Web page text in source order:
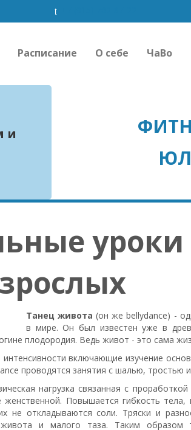
Расписание О себе ЧаВо
и
уроки
Танец живота (он же bellydance) -
в мире. Он был известен уже в
плодородия. Ведь живот - это сама
включающие изучение
проводятся занятия с шалью, тростью
нагрузка связанная с
Повышается гибкость тела,
не откладываются соли. Тряски и
и малого таза. Таким образом